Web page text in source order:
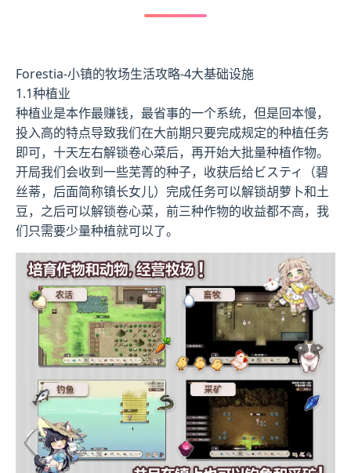
Forestia-小镇的牧场生活攻略-4大基础设施
1.1种植业
种植业是本作最赚钱，最省事的一个系统，但是回本慢，
投入高的特点导致我们在大前期只要完成规定的种植任务
即可，十天左右解锁卷心菜后，再开始大批量种植作物。
开局我们会收到一些芜菁的种子，收获后给ビスティ（碧
丝蒂，后面简称镇长女儿）完成任务可以解锁胡萝卜和土
豆，之后可以解锁卷心菜，前三种作物的收益都不高，我
们只需要少量种植就可以了。